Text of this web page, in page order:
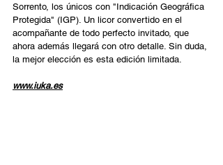
Sorrento, los únicos con "Indicación Geográfica
Protegida" (IGP). Un licor convertido en el
acompañante de todo perfecto invitado, que
ahora además llegará con otro detalle. Sin duda,
la mejor elección es esta edición limitada.
www.iuka.es